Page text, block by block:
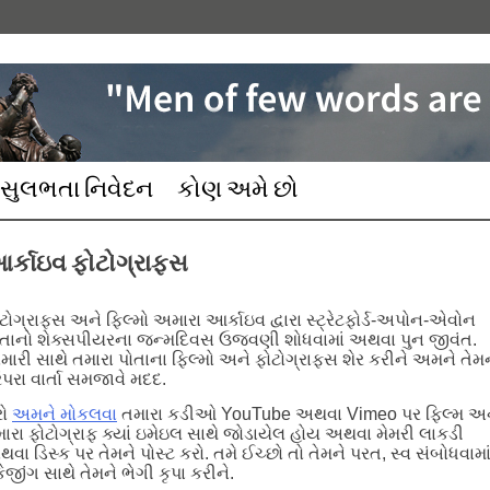
સુલભતા નિવેદન કોણ અમે છો
ફોટોગ્રાફ્સ
અને ફિલ્મો અમારા આર્કાઇવ દ્વારા સ્ટ્રેટફોર્ડ-અપોન-એવોન
શેક્સપીયરના જન્મદિવસ ઉજવણી શોધવામાં અથવા પુન જીવંત.
સાથે તમારા પોતાના ફિલ્મો અને ફોટોગ્રાફ્સ શેર કરીને અમને
વાર્તા સમજાવે મદદ.
અમને મોકલવા તમારા કડીઓ YouTube અથવા Vimeo પર ફિલ્મ
ફોટોગ્રાફ ક્યાં ઇમેઇલ સાથે જોડાયેલ હોય અથવા મેમરી લાકડી
ડિસ્ક પર તેમને પોસ્ટ કરો. તમે ઈચ્છો તો તેમને પરત, સ્વ
સાથે તેમને ભેગી કૃપા કરીને.